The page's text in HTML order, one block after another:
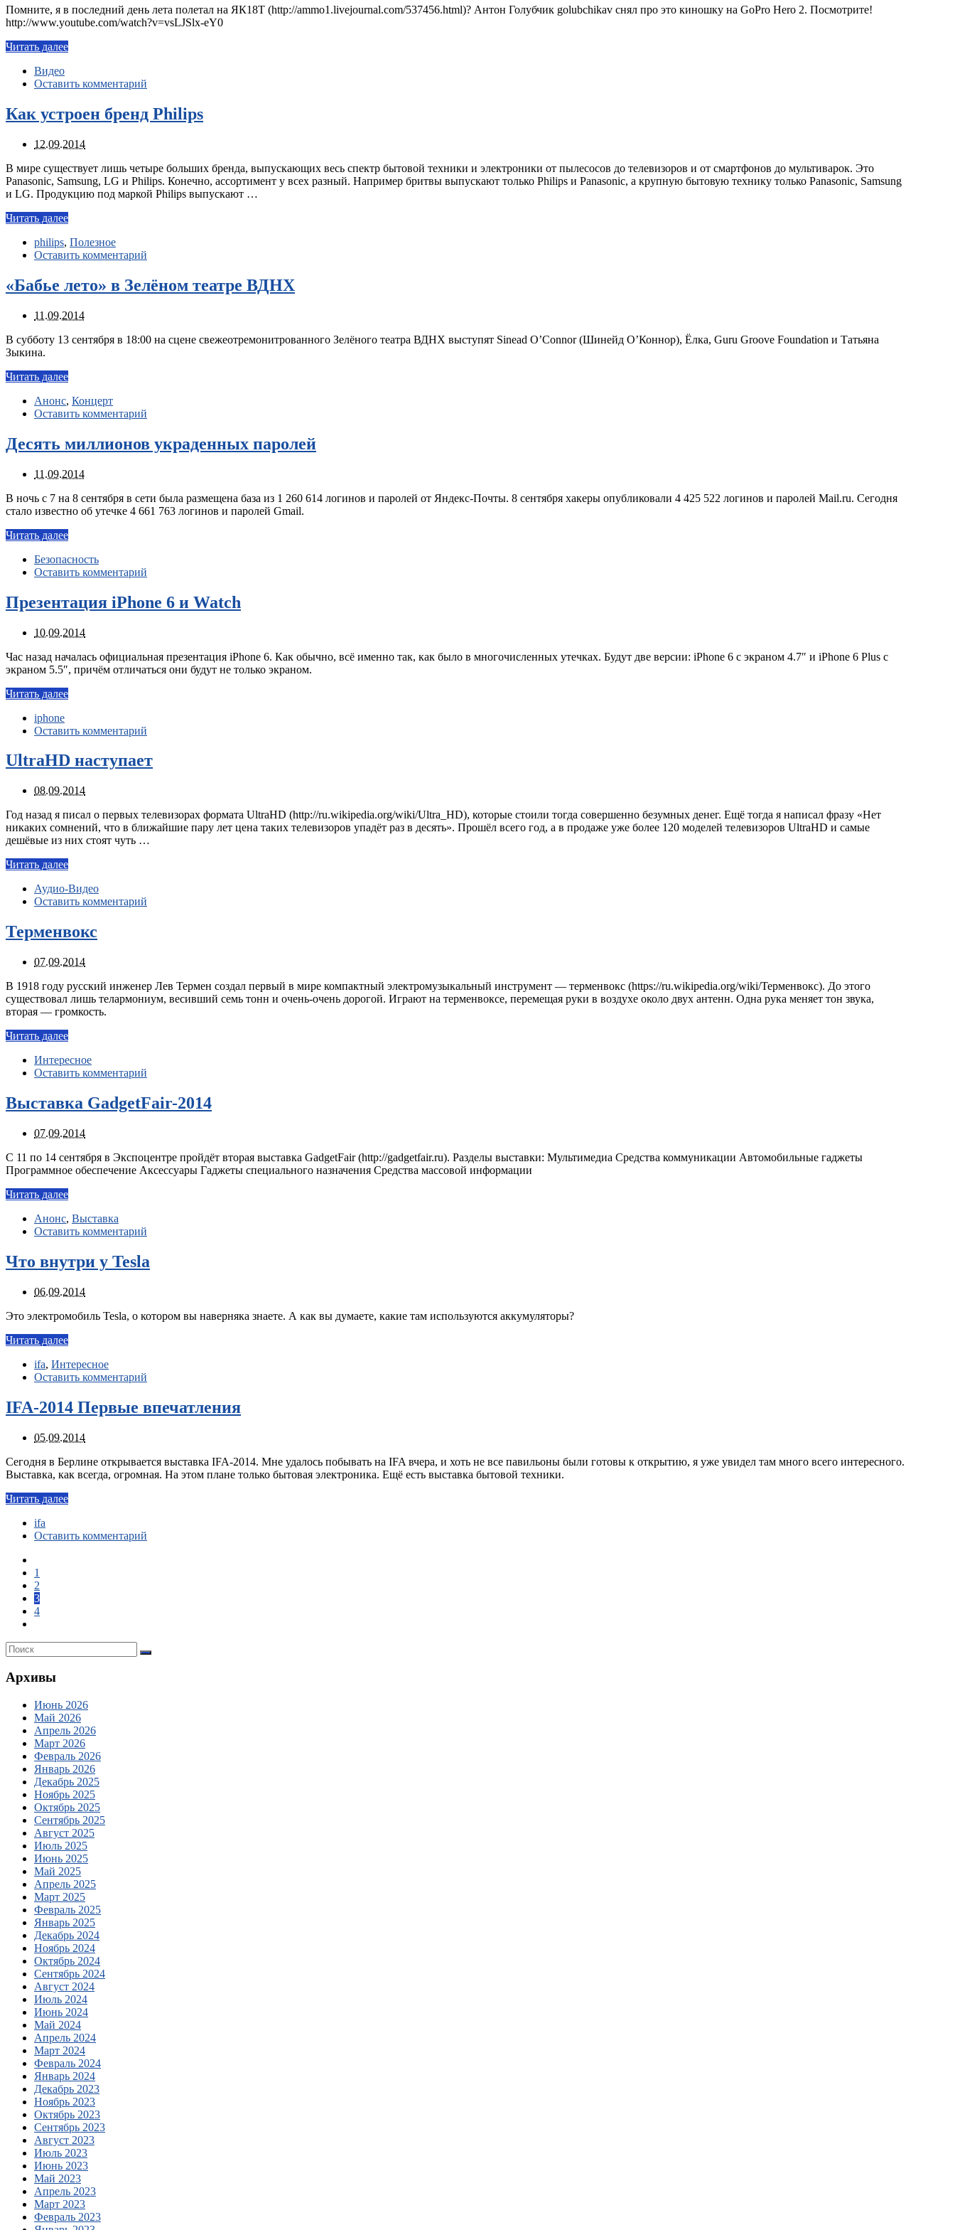
Помните, я в последний день лета полетал на ЯК18Т (http://ammo1.livejournal.com/537456.html)? Антон Голубчик golubchikav снял про это киношку на GoPro Hero 2. Посмотрите!
http://www.youtube.com/watch?v=vsLJSlx-eY0
Читать далее
Видео
Оставить комментарий
Как устроен бренд Philips
12.09.2014
В мире существует лишь четыре больших бренда, выпускающих весь спектр бытовой техники и электроники от пылесосов до телевизоров и от смартфонов до мультиварок. Это
Panasonic, Samsung, LG и Philips. Конечно, ассортимент у всех разный. Например бритвы выпускают только Philips и Panasonic, а крупную бытовую технику только Panasonic, Samsung
и LG. Продукцию под маркой Philips выпускают …
Читать далее
philips, Полезное
Оставить комментарий
«Бабье лето» в Зелёном театре ВДНХ
11.09.2014
В субботу 13 сентября в 18:00 на сцене свежеотремонитрованного Зелёного театра ВДНХ выступят Sinead O’Connor (Шинейд О’Коннор), Ёлка, Guru Groove Foundation и Татьяна
Зыкина.
Читать далее
Анонс, Концерт
Оставить комментарий
Десять миллионов украденных паролей
11.09.2014
В ночь с 7 на 8 сентября в сети была размещена база из 1 260 614 логинов и паролей от Яндекс-Почты. 8 сентября хакеры опубликовали 4 425 522 логинов и паролей Mail.ru. Сегодня
стало известно об утечке 4 661 763 логинов и паролей Gmail.
Читать далее
Безопасность
Оставить комментарий
Презентация iPhone 6 и Watch
10.09.2014
Час назад началась официальная презентация iPhone 6. Как обычно, всё именно так, как было в многочисленных утечках. Будут две версии: iPhone 6 с экраном 4.7″ и iPhone 6 Plus с
экраном 5.5″, причём отличаться они будут не только экраном.
Читать далее
iphone
Оставить комментарий
UltraHD наступает
08.09.2014
Год назад я писал о первых телевизорах формата UltraHD (http://ru.wikipedia.org/wiki/Ultra_HD), которые стоили тогда совершенно безумных денег. Ещё тогда я написал фразу «Нет
никаких сомнений, что в ближайшие пару лет цена таких телевизоров упадёт раз в десять». Прошёл всего год, а в продаже уже более 120 моделей телевизоров UltraHD и самые
дешёвые из них стоят чуть …
Читать далее
Аудио-Видео
Оставить комментарий
Терменвокс
07.09.2014
В 1918 году русский инженер Лев Термен создал первый в мире компактный электромузыкальный инструмент — терменвокс (https://ru.wikipedia.org/wiki/Терменвокс). До этого
существовал лишь телармониум, весивший семь тонн и очень-очень дорогой. Играют на терменвоксе, перемещая руки в воздухе около двух антенн. Одна рука меняет тон звука,
вторая — громкость.
Читать далее
Интересное
Оставить комментарий
Выставка GadgetFair-2014
07.09.2014
C 11 по 14 сентября в Экспоцентре пройдёт вторая выставка GadgetFair (http://gadgetfair.ru). Разделы выставки: Мультимедиа Средства коммуникации Автомобильные гаджеты
Программное обеспечение Аксессуары Гаджеты специального назначения Средства массовой информации
Читать далее
Анонс, Выставка
Оставить комментарий
Что внутри у Tesla
06.09.2014
Это электромобиль Tesla, о котором вы наверняка знаете. А как вы думаете, какие там используются аккумуляторы?
Читать далее
ifa, Интересное
Оставить комментарий
IFA-2014 Первые впечатления
05.09.2014
Сегодня в Берлине открывается выставка IFA-2014. Мне удалось побывать на IFA вчера, и хоть не все павильоны были готовы к открытию, я уже увидел там много всего интересного.
Выставка, как всегда, огромная. На этом плане только бытовая электроника. Ещё есть выставка бытовой техники.
Читать далее
ifa
Оставить комментарий
1
2
3
4
Архивы
Июнь 2026
Май 2026
Апрель 2026
Март 2026
Февраль 2026
Январь 2026
Декабрь 2025
Ноябрь 2025
Октябрь 2025
Сентябрь 2025
Август 2025
Июль 2025
Июнь 2025
Май 2025
Апрель 2025
Март 2025
Февраль 2025
Январь 2025
Декабрь 2024
Ноябрь 2024
Октябрь 2024
Сентябрь 2024
Август 2024
Июль 2024
Июнь 2024
Май 2024
Апрель 2024
Март 2024
Февраль 2024
Январь 2024
Декабрь 2023
Ноябрь 2023
Октябрь 2023
Сентябрь 2023
Август 2023
Июль 2023
Июнь 2023
Май 2023
Апрель 2023
Март 2023
Февраль 2023